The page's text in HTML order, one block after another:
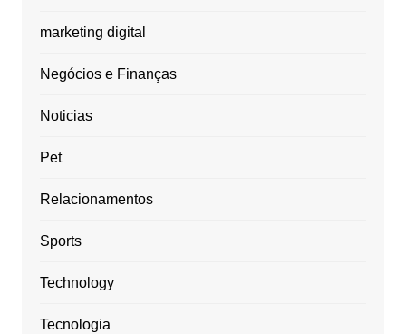
marketing digital
Negócios e Finanças
Noticias
Pet
Relacionamentos
Sports
Technology
Tecnologia